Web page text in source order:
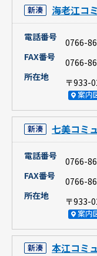
新湊 海老江コ
電話番号
0766-
FAX番号
0766-
所在地
〒933-
案内
新湊 七美コミ
電話番号
0766-
FAX番号
0766-
所在地
〒933-
案内
新湊 本江コミ